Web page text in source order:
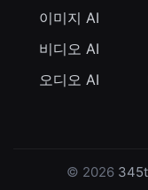
이미지 AI
비디오 AI
오디오 AI
© 2026